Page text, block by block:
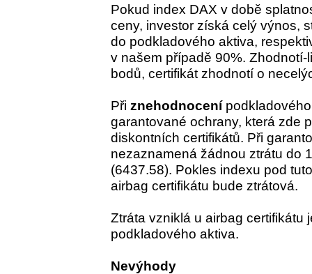
Pokud index DAX v době
ceny, investor získá celý výnos,
do podkladového aktiva,
v našem případě 90%.
bodů, certifikát zhodnotí o
Při znehodnocení
garantované ochrany, která zde
diskontních certifikátů. Při
nezaznamená žádnou ztrátu do
(6437.58). Pokles indexu pod
airbag certifikátu bude ztrátová.
Ztráta vzniklá u airbag certifikátu
podkladového aktiva.
Nevýhody